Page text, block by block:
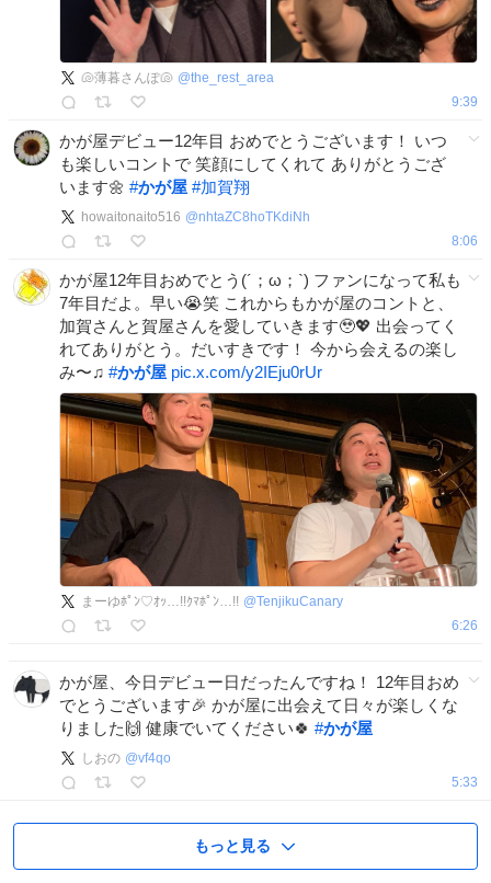
🐚薄暮さんぽ🐚 @the_rest_area
9:39
かが屋デビュー12年目 おめでとうございます！ いつ
も楽しいコントで 笑顔にしてくれて ありがとうござ
います🌼 #かが屋 #加賀翔
howaitonaito516 @nhtaZC8hoTKdiNh
8:06
かが屋12年目おめでとう(´；ω；`) ファンになって私も
7年目だよ。早い😭笑 これからもかが屋のコントと、
加賀さんと賀屋さんを愛していきます🥹💖 出会ってく
れてありがとう。だいすきです！ 今から会えるの楽し
み〜♫ #かが屋 pic.x.com/y2IEju0rUr
まーゆﾎﾟﾝ♡ｵｯ…!!ｸﾏﾎﾟﾝ…!! @TenjikuCanary
6:26
かが屋、今日デビュー日だったんですね！ 12年目おめ
でとうございます🎉 かが屋に出会えて日々が楽しくな
りました🙌 健康でいてください🍀 #かが屋
しおの @vf4qo
5:33
もっと見る